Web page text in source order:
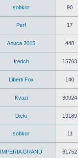
sobkor 90
Perf 17
Алиса 2015 448
fredch 15763
Liberti Fox 140
Kvazi 30924
Dicki 19189
sobkor 11
IMPERIA GRAND 61752